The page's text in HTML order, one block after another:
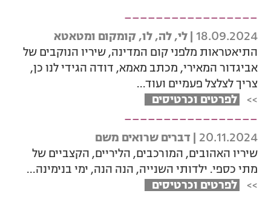
18.09.2024
| לי, לה, לו, קומקום ומטאטא
התיאטראות מלפני קום המדינה, שיריו הנוקבים של
אביגדור המאירי, מכתב מאמא, דודה הגידי לנו כן,
צריך לצלצל פעמיים ועוד...
>>
לפרטים וכרטיסים
20.11.2024
| דברים שרואים משם
שיריו האהובים, המורכבים, הליריים, הקצביים של
מתי כספי. ילדותי השנייה, הנה הנה, ימי בנימינה...
>>
לפרטים וכרטיסים